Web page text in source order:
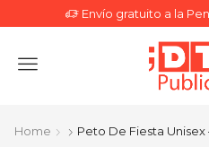
Envío gratuito a la
Menu
Home Peto De Fiesta